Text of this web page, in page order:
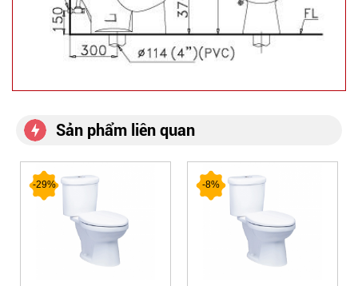
Sản phẩm liên quan
-29% -8%